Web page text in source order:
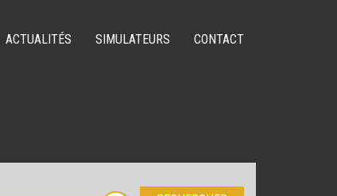
ACTUALITÉS SIMULATEURS CONTACT